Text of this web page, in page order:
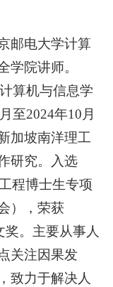
邮电大学计算
学院讲师。
算机与信息学
月至2024年10 月
加坡南洋理工
研究。入选
程博士生专项
），荣获
奖。主要从事人
关注因果发
致力于解决人